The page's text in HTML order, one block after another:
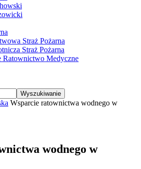
Straż Pożarna
Straż Pożarna
Ratownictwo Medyczne
Wsparcie ratownictwa wodnego w
wodnego w